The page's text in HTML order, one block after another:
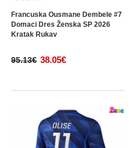
Francuska Ousmane Dembele #7
Domaci Dres Ženska SP 2026
Kratak Rukav
95.13€ 38.05€